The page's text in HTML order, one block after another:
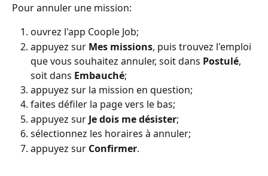
Pour annuler une mission:
ouvrez l'app Coople Job;
appuyez sur Mes missions, puis trouvez l'emploi
que vous souhaitez annuler, soit dans Postulé,
soit dans Embauché;
appuyez sur la mission en question;
faites défiler la page vers le bas;
appuyez sur Je dois me désister;
sélectionnez les horaires à annuler;
appuyez sur Confirmer.